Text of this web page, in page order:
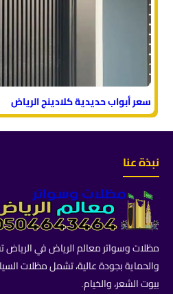
سعر أبواب حديدية كلادينج الرياض
نبذة عنا
مظلات وسواتر معالم الرياض في الرياض
والحماية بجودة عالية، تشمل مظلات
بيوت الشعر، والخيام.